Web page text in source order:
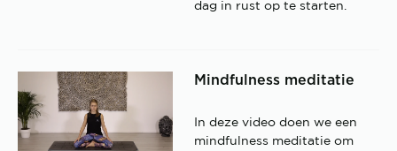
dag in rust op te starten.
Mindfulness meditatie
In deze video doen we een
mindfulness meditatie om